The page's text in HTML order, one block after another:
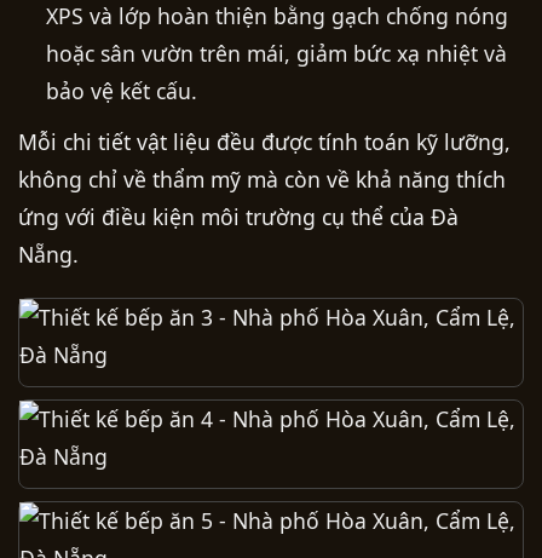
XPS và lớp hoàn thiện bằng gạch chống nóng
hoặc sân vườn trên mái, giảm bức xạ nhiệt và
bảo vệ kết cấu.
Mỗi chi tiết vật liệu đều được tính toán kỹ lưỡng,
không chỉ về thẩm mỹ mà còn về khả năng thích
ứng với điều kiện môi trường cụ thể của Đà
Nẵng.